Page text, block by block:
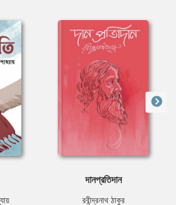
দানপ্রতিদান
রবীন্দ্রনাথ ঠাকুর